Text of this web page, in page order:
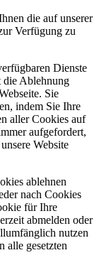
die auf unserer
Verfügung zu
Dienste
die Ablehnung
Sie
indem Sie Ihre
aller Cookies auf
aufgefordert,
Website
ablehnen
nach Cookies
für Ihre
abmelden oder
nutzen
alle gesetzten